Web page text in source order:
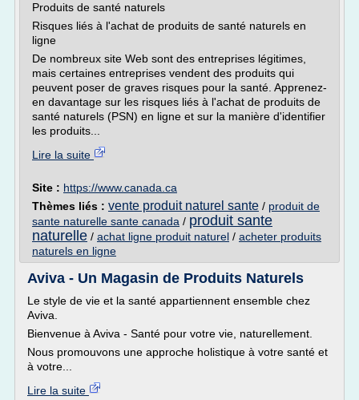
Produits de santé naturels
Risques liés à l'achat de produits de santé naturels en
ligne
De nombreux site Web sont des entreprises légitimes,
mais certaines entreprises vendent des produits qui
peuvent poser de graves risques pour la santé. Apprenez-
en davantage sur les risques liés à l'achat de produits de
santé naturels (PSN) en ligne et sur la manière d'identifier
les produits...
Lire la suite
Site : https://www.canada.ca
Thèmes liés : vente produit naturel sante / produit de
sante naturelle sante canada / produit sante
naturelle / achat ligne produit naturel / acheter produits
naturels en ligne
Aviva - Un Magasin de Produits Naturels
Le style de vie et la santé appartiennent ensemble chez
Aviva.
Bienvenue à Aviva - Santé pour votre vie, naturellement.
Nous promouvons une approche holistique à votre santé et
à votre...
Lire la suite